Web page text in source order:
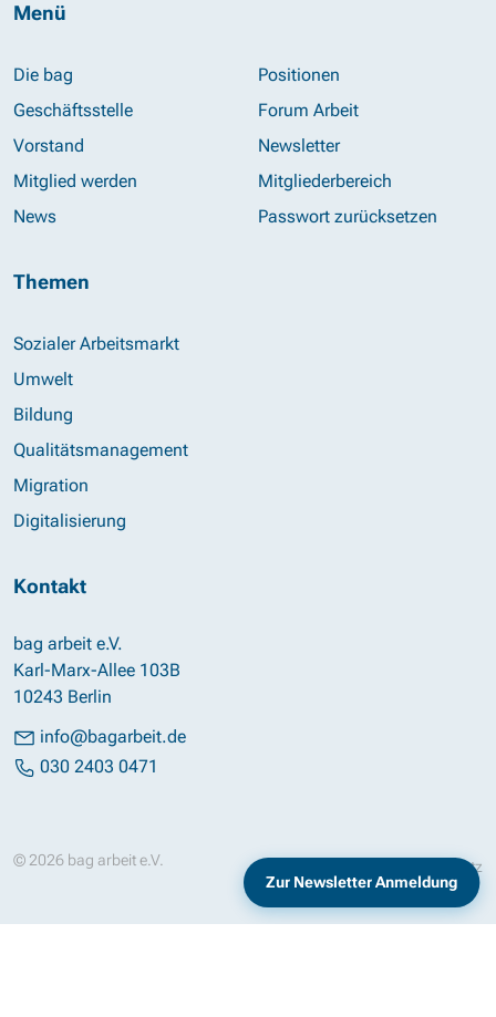
Menü
Die bag
Geschäftsstelle
Vorstand
Mitglied werden
News
Positionen
Forum Arbeit
Newsletter
Mitgliederbereich
Passwort zurücksetzen
Themen
Sozialer Arbeitsmarkt
Umwelt
Bildung
Qualitätsmanagement
Migration
Digitalisierung
Kontakt
bag arbeit e.V.
Karl-Marx-Allee 103B
10243 Berlin
info@bagarbeit.de
030 2403 0471
© 2026 bag arbeit e.V. Datenschutz
Zur Newsletter Anmeldung